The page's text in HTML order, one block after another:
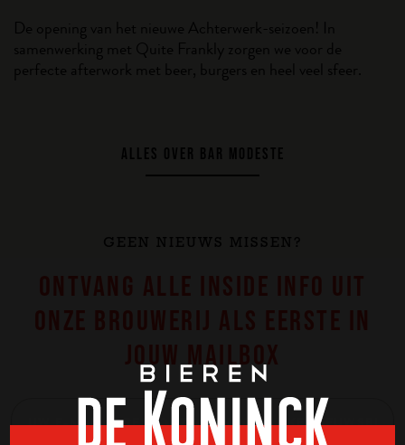
De opening van het nieuwe Achterwerk-seizoen! In
samenwerking met Quite Frankly zorgen we voor de
perfecte afterwork met beer, burgers en heel veel sfeer.
ALLES OVER BAR MODESTE
GEEN NIEUWS MISSEN?